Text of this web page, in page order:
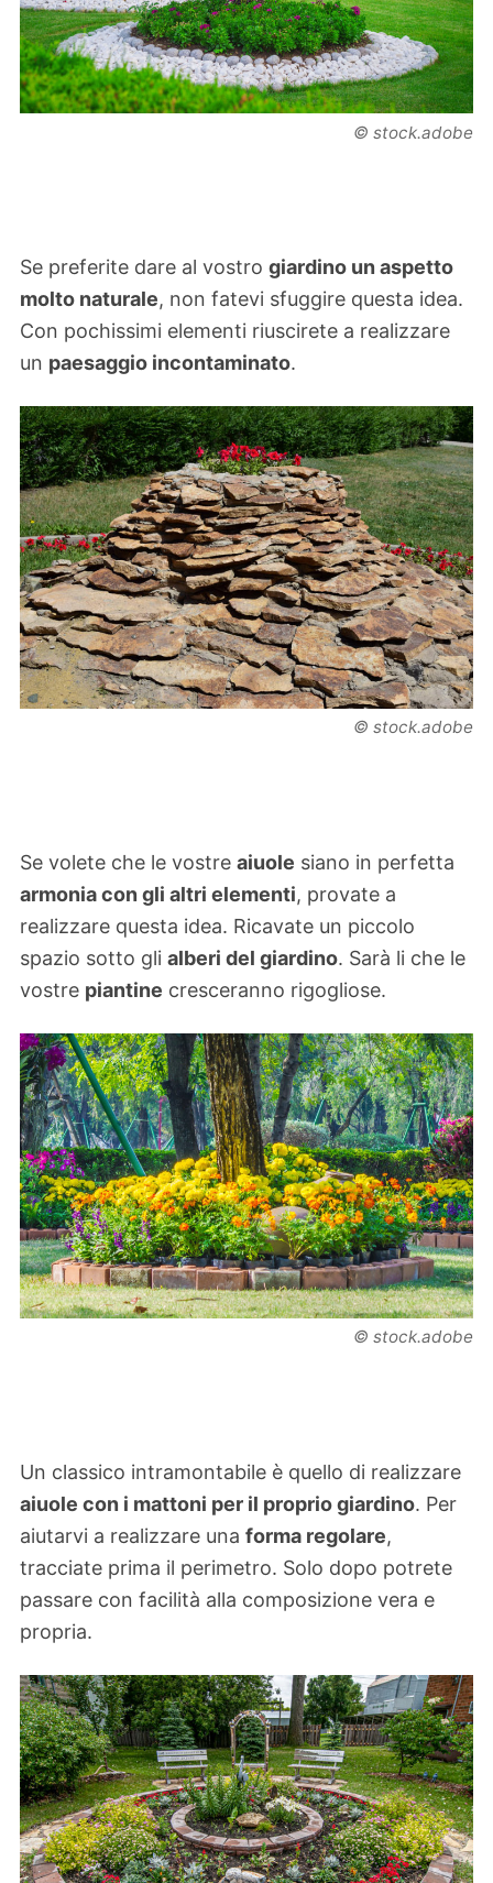
© stock.adobe
Se preferite dare al vostro giardino un aspetto
molto naturale, non fatevi sfuggire questa idea.
Con pochissimi elementi riuscirete a realizzare
un paesaggio incontaminato.
© stock.adobe
Se volete che le vostre aiuole siano in perfetta
armonia con gli altri elementi, provate a
realizzare questa idea. Ricavate un piccolo
spazio sotto gli alberi del giardino. Sarà li che le
vostre piantine cresceranno rigogliose.
© stock.adobe
Un classico intramontabile è quello di realizzare
aiuole con i mattoni per il proprio giardino. Per
aiutarvi a realizzare una forma regolare,
tracciate prima il perimetro. Solo dopo potrete
passare con facilità alla composizione vera e
propria.